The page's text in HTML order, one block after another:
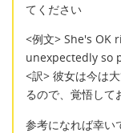
てください
<例文> She's
unexpectedly so
<訳> 彼女は今は
るので、覚悟して
参考になれば幸い